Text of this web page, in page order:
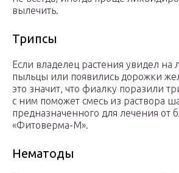
вылечить.
Трипсы
Если владелец растения увидел на
пыльцы или появились дорожки
это значит, что фиалку поразили
с ним поможет смесь из раствора
предназначенного для лечения от
«Фитоверма-М».
Нематоды